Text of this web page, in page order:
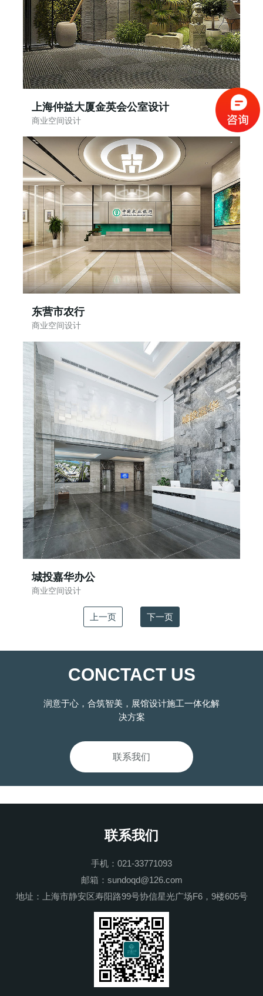
上海仲益大厦金英会公室设计
商业空间设计
东营市农行
商业空间设计
城投嘉华办公
商业空间设计
上一页 下一页
CONCTACT US
润意于心，合筑智美，展馆设计施工一体化解
决方案
联系我们
联系我们
手机：021-33771093
邮箱：sundoqd@126.com
地址：上海市静安区寿阳路99号协信星光广场F6，9楼605号